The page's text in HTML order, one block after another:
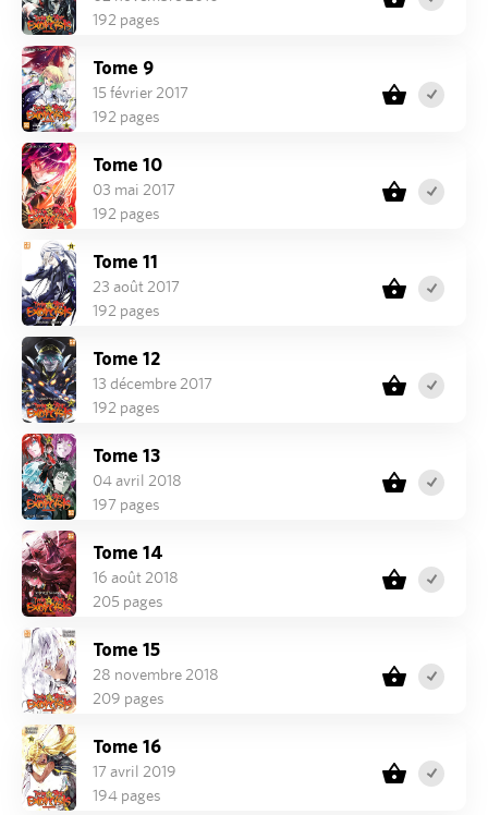
192 pages
Tome 9
15 février 2017
192 pages
Tome 10
03 mai 2017
192 pages
Tome 11
23 août 2017
192 pages
Tome 12
13 décembre 2017
192 pages
Tome 13
04 avril 2018
197 pages
Tome 14
16 août 2018
205 pages
Tome 15
28 novembre 2018
209 pages
Tome 16
17 avril 2019
194 pages